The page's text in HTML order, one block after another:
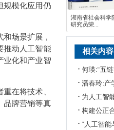
规模化应用仍
场景扩展，
推动人工智能
业化和产业智
重在将技术、
品牌营销等真
湖南省社会科学
研究员荣...
相关内容
为人工智